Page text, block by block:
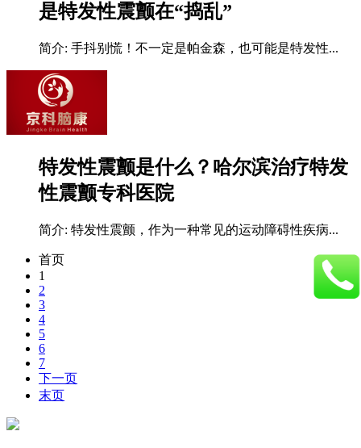
是特发性震颤在“捣乱”
简介: 手抖别慌！不一定是帕金森，也可能是特发性...
特发性震颤是什么？哈尔滨治疗特发
性震颤专科医院
简介: 特发性震颤，作为一种常见的运动障碍性疾病...
首页
1
2
3
4
5
6
7
下一页
末页